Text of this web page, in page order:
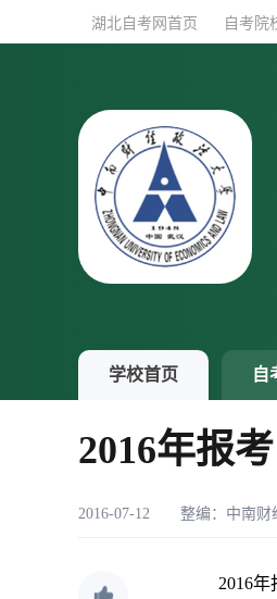
湖北自考网首页 自考院
学校首页 自
2016年报
2016-07-12 整编： 中南财
2016
湖北自考网首页 自考院